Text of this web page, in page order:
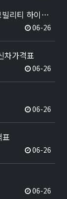
2026년 6월 스타리아 라운지 모빌리티 / 모빌리티 하이브리드 신차가격표
06-26
차가격표
06-26
06-26
06-26
06-26